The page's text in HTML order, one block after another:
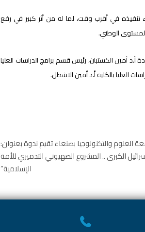
تنفيذه في أقرب وقت، لما له من أثر كبير في رفع
الوطني.
أمين الكستبان، رئيس قسم برامج الدراسات العليا
العليا بالكلية أ.د أمين الاشطل.
العلوم والتكنولوجيا بصنعاء تقيم ندوة بعنوان:
الكبرى .. المشروع الصهيوني التدميري للأمة
الإسلامية”